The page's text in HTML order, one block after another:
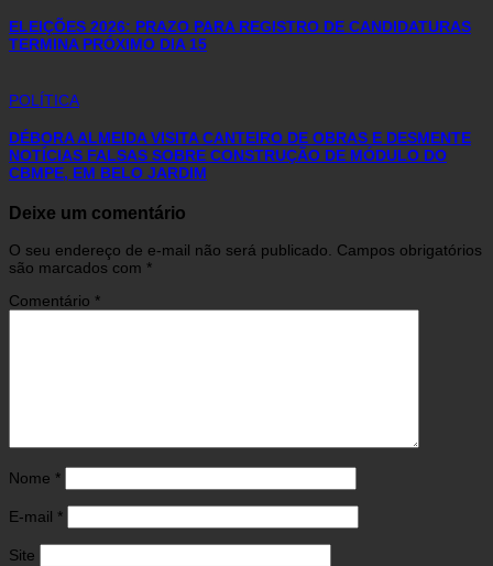
ELEIÇÕES 2026: PRAZO PARA REGISTRO DE CANDIDATURAS
TERMINA PRÓXIMO DIA 15
POLÍTICA
DÉBORA ALMEIDA VISITA CANTEIRO DE OBRAS E DESMENTE
NOTÍCIAS FALSAS SOBRE CONSTRUÇÃO DE MÓDULO DO
CBMPE, EM BELO JARDIM
Deixe um comentário
O seu endereço de e-mail não será publicado. Campos obrigatórios
são marcados com *
Comentário *
Nome *
E-mail *
Site